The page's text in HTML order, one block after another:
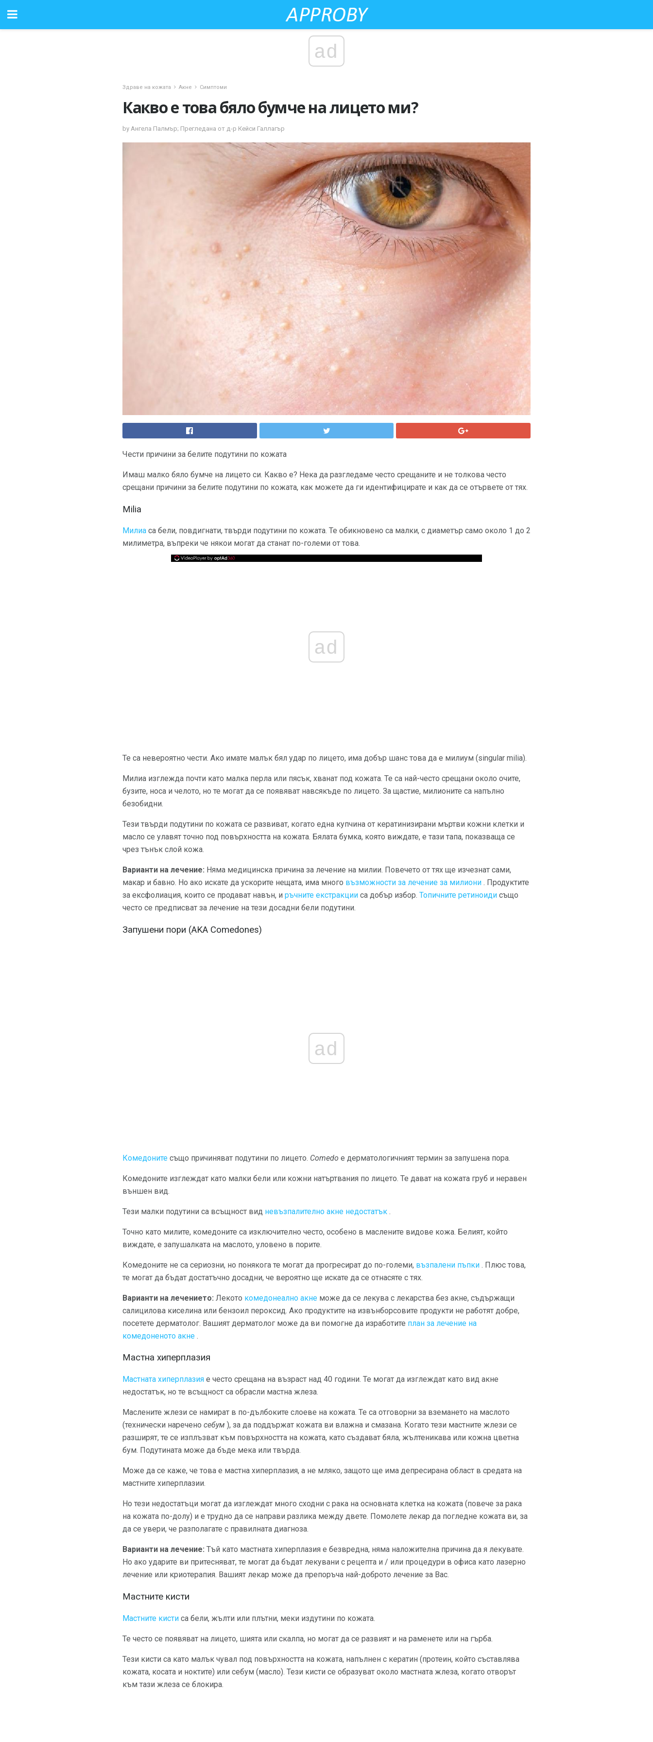
ad
Здраве на кожата Акне Симптоми
Какво е това бяло бумче на лицето ми?
by Ангела Палмър; Прегледана от д-р Кейси Галлагър
Чести причини за белите подутини по кожата
Имаш малко бяло бумче на лицето си. Какво е? Нека да разгледаме често срещаните и не толкова често
срещани причини за белите подутини по кожата, как можете да ги идентифицирате и как да се отървете от тях.
Milia
Милиа са бели, повдигнати, твърди подутини по кожата. Те обикновено са малки, с диаметър само около 1 до 2
милиметра, въпреки че някои могат да станат по-големи от това.
ad
Те са невероятно чести. Ако имате малък бял удар по лицето, има добър шанс това да е милиум (singular milia).
Милиа изглежда почти като малка перла или пясък, хванат под кожата. Те са най-често срещани около очите,
бузите, носа и челото, но те могат да се появяват навсякъде по лицето. За щастие, милионите са напълно
безобидни.
Тези твърди подутини по кожата се развиват, когато една купчина от кератинизирани мъртви кожни клетки и
масло се улавят точно под повърхността на кожата. Бялата бумка, която виждате, е тази тапа, показваща се
чрез тънък слой кожа.
Варианти на лечение: Няма медицинска причина за лечение на милии. Повечето от тях ще изчезнат сами,
макар и бавно. Но ако искате да ускорите нещата, има много възможности за лечение за милиони . Продуктите
за ексфолиация, които се продават навън, и ръчните екстракции са добър избор. Топичните ретиноиди също
често се предписват за лечение на тези досадни бели подутини.
Запушени пори (AKA Comedones)
ad
Комедоните също причиняват подутини по лицето. Comedo е дерматологичният термин за запушена пора.
Комедоните изглеждат като малки бели или кожни натъртвания по лицето. Те дават на кожата груб и неравен
външен вид.
Тези малки подутини са всъщност вид невъзпалително акне недостатък .
Точно като милите, комедоните са изключително често, особено в маслените видове кожа. Белият, който
виждате, е запушалката на маслото, уловено в порите.
Комедоните не са сериозни, но понякога те могат да прогресират до по-големи, възпалени пъпки . Плюс това,
те могат да бъдат достатъчно досадни, че вероятно ще искате да се отнасяте с тях.
Варианти на лечението: Лекото комедонеално акне може да се лекува с лекарства без акне, съдържащи
салицилова киселина или бензоил пероксид. Ако продуктите на извънборсовите продукти не работят добре,
посетете дерматолог. Вашият дерматолог може да ви помогне да изработите план за лечение на
комедоненото акне .
Мастна хиперплазия
Мастната хиперплазия е често срещана на възраст над 40 години. Те могат да изглеждат като вид акне
недостатък, но те всъщност са обрасли мастна жлеза.
Маслените жлези се намират в по-дълбоките слоеве на кожата. Те са отговорни за вземането на маслото
(технически наречено себум ), за да поддържат кожата ви влажна и смазана. Когато тези мастните жлези се
разширят, те се изплъзват към повърхността на кожата, като създават бяла, жълтеникава или кожна цветна
бум. Подутината може да бъде мека или твърда.
Може да се каже, че това е мастна хиперплазия, а не мляко, защото ще има депресирана област в средата на
мастните хиперплазии.
Но тези недостатъци могат да изглеждат много сходни с рака на основната клетка на кожата (повече за рака
на кожата по-долу) и е трудно да се направи разлика между двете. Помолете лекар да погледне кожата ви, за
да се увери, че разполагате с правилната диагноза.
Варианти на лечение: Тъй като мастната хиперплазия е безвредна, няма наложителна причина да я лекувате.
Но ако ударите ви притесняват, те могат да бъдат лекувани с рецепта и / или процедури в офиса като лазерно
лечение или криотерапия. Вашият лекар може да препоръча най-доброто лечение за Вас.
Мастните кисти
Мастните кисти са бели, жълти или плътни, меки издутини по кожата.
Те често се появяват на лицето, шията или скалпа, но могат да се развият и на раменете или на гърба.
Тези кисти са като малък чувал под повърхността на кожата, напълнен с кератин (протеин, който съставлява
кожата, косата и ноктите) или себум (масло). Тези кисти се образуват около мастната жлеза, когато отворът
към тази жлеза се блокира.